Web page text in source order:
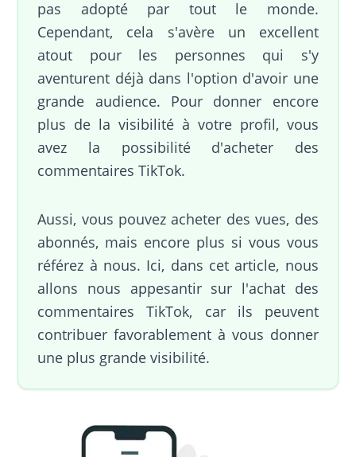
pas adopté par tout le monde.
Cependant, cela s'avère un excellent
atout pour les personnes qui s'y
aventurent déjà dans l'option d'avoir une
grande audience. Pour donner encore
plus de la visibilité à votre profil, vous
avez la possibilité d'acheter des
commentaires TikTok.
Aussi, vous pouvez acheter des vues, des
abonnés, mais encore plus si vous vous
référez à nous. Ici, dans cet article, nous
allons nous appesantir sur l'achat des
commentaires TikTok, car ils peuvent
contribuer favorablement à vous donner
une plus grande visibilité.